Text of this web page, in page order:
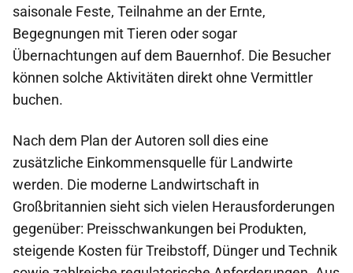
saisonale Feste, Teilnahme an der Ernte,
Begegnungen mit Tieren oder sogar
Übernachtungen auf dem Bauernhof. Die Besucher
können solche Aktivitäten direkt ohne Vermittler
buchen.
Nach dem Plan der Autoren soll dies eine
zusätzliche Einkommensquelle für Landwirte
werden. Die moderne Landwirtschaft in
Großbritannien sieht sich vielen Herausforderungen
gegenüber: Preisschwankungen bei Produkten,
steigende Kosten für Treibstoff, Dünger und Technik